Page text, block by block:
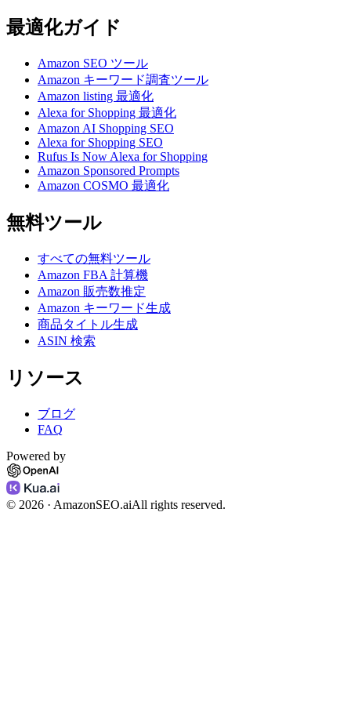
最適化ガイド
Amazon SEO ツール
Amazon キーワード調査ツール
Amazon listing 最適化
Alexa for Shopping 最適化
Amazon AI Shopping SEO
Alexa for Shopping SEO
Rufus Is Now Alexa for Shopping
Amazon Sponsored Prompts
Amazon COSMO 最適化
無料ツール
すべての無料ツール
Amazon FBA 計算機
Amazon 販売数推定
Amazon キーワード生成
商品タイトル生成
ASIN 検索
リソース
ブログ
FAQ
Powered by
© 2026 · AmazonSEO.aiAll rights reserved.